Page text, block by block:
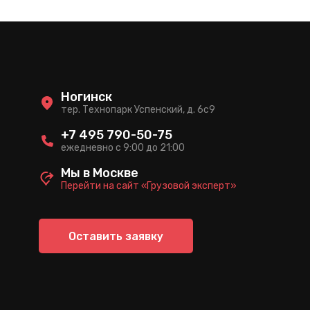
Оставить заявку
тер. Технопарк Успенский, д. 6c9
Ногинск
ежедневно с 9:00 до 21:00
+7 495 790-50-75
Перейти на сайт «Грузовой эксперт»
Мы в Москве